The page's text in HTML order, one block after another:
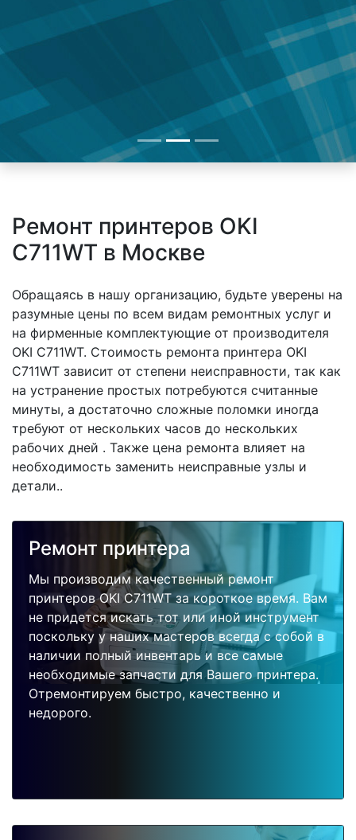
Ремонт принтеров OKI
C711WT в Москве
Обращаясь в нашу организацию, будьте уверены на
разумные цены по всем видам ремонтных услуг и
на фирменные комплектующие от производителя
OKI C711WT. Стоимость ремонта принтера OKI
C711WT зависит от степени неисправности, так как
на устранение простых потребуются считанные
минуты, а достаточно сложные поломки иногда
требуют от нескольких часов до нескольких
рабочих дней . Также цена ремонта влияет на
необходимость заменить неисправные узлы и
детали..
Ремонт принтера
Мы производим качественный ремонт
принтеров OKI C711WT за короткое время. Вам
не придется искать тот или иной инструмент
поскольку у наших мастеров всегда с собой в
наличии полный инвентарь и все самые
необходимые запчасти для Вашего принтера.
Отремонтируем быстро, качественно и
недорого.